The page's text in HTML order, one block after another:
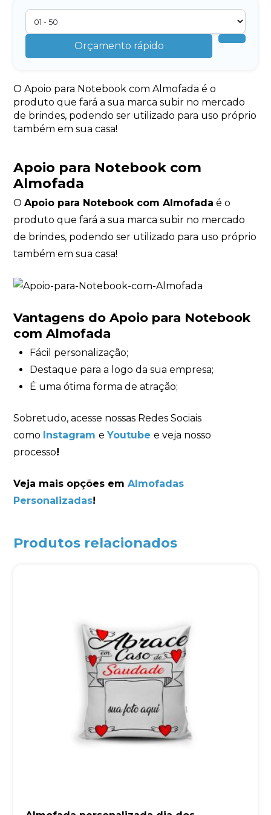
Orçamento rápido
O Apoio para Notebook com Almofada é o
produto que fará a sua marca subir no mercado
de brindes, podendo ser utilizado para uso próprio
também em sua casa!
Apoio para Notebook com
Almofada
OApoio para Notebook com Almofada é o
produto que fará a sua marca subir no mercado
de brindes, podendo ser utilizado para uso próprio
também em sua casa!
Vantagens do Apoio para Notebook
com Almofada
Fácil personalização;
Destaque para a logo da sua empresa;
É uma ótima forma de atração;
Sobretudo, acesse nossas Redes Sociais
como Instagram eYoutube e veja nosso
processo!
Veja mais opções emAlmofadas
Personalizadas!
Produtos relacionados